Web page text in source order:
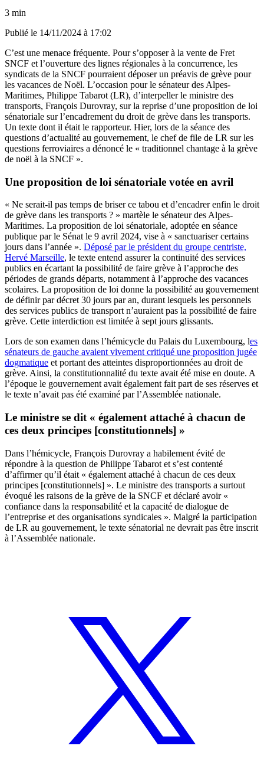
3 min
Publié le 14/11/2024 à 17:02
C’est une menace fréquente. Pour s’opposer à la vente de Fret
SNCF et l’ouverture des lignes régionales à la concurrence, les
syndicats de la SNCF pourraient déposer un préavis de grève pour
les vacances de Noël. L’occasion pour le sénateur des Alpes-
Maritimes, Philippe Tabarot (LR), d’interpeller le ministre des
transports, François Durovray, sur la reprise d’une proposition de loi
sénatoriale sur l’encadrement du droit de grève dans les transports.
Un texte dont il était le rapporteur. Hier, lors de la séance des
questions d’actualité au gouvernement, le chef de file de LR sur les
questions ferroviaires a dénoncé le « traditionnel chantage à la grève
de noël à la SNCF ».
Une proposition de loi sénatoriale votée en avril
« Ne serait-il pas temps de briser ce tabou et d’encadrer enfin le droit
de grève dans les transports ? » martèle le sénateur des Alpes-
Maritimes. La proposition de loi sénatoriale, adoptée en séance
publique par le Sénat le 9 avril 2024, vise à « sanctuariser certains
jours dans l’année ». Déposé par le président du groupe centriste,
Hervé Marseille, le texte entend assurer la continuité des services
publics en écartant la possibilité de faire grève à l’approche des
périodes de grands départs, notamment à l’approche des vacances
scolaires. La proposition de loi donne la possibilité au gouvernement
de définir par décret 30 jours par an, durant lesquels les personnels
des services publics de transport n’auraient pas la possibilité de faire
grève. Cette interdiction est limitée à sept jours glissants.
Lors de son examen dans l’hémicycle du Palais du Luxembourg, les
sénateurs de gauche avaient vivement critiqué une proposition jugée
dogmatique et portant des atteintes disproportionnées au droit de
grève. Ainsi, la constitutionnalité du texte avait été mise en doute. A
l’époque le gouvernement avait également fait part de ses réserves et
le texte n’avait pas été examiné par l’Assemblée nationale.
Le ministre se dit « également attaché à chacun de
ces deux principes [constitutionnels] »
Dans l’hémicycle, François Durovray a habilement évité de
répondre à la question de Philippe Tabarot et s’est contenté
d’affirmer qu’il était « également attaché à chacun de ces deux
principes [constitutionnels] ». Le ministre des transports a surtout
évoqué les raisons de la grève de la SNCF et déclaré avoir «
confiance dans la responsabilité et la capacité de dialogue de
l’entreprise et des organisations syndicales ». Malgré la participation
de LR au gouvernement, le texte sénatorial ne devrait pas être inscrit
à l’Assemblée nationale.